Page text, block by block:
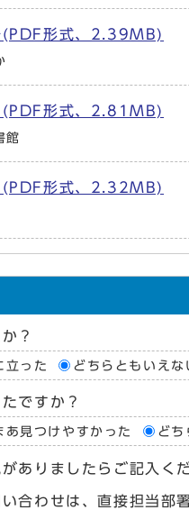
(PDF形式、2.39MB)
(PDF形式、2.81MB)
館
(PDF形式、2.32MB)
？
立った どちらともいえな
ですか？
あ見つけやすかった どち
ありましたらご記入く
合わせは、直接担当部